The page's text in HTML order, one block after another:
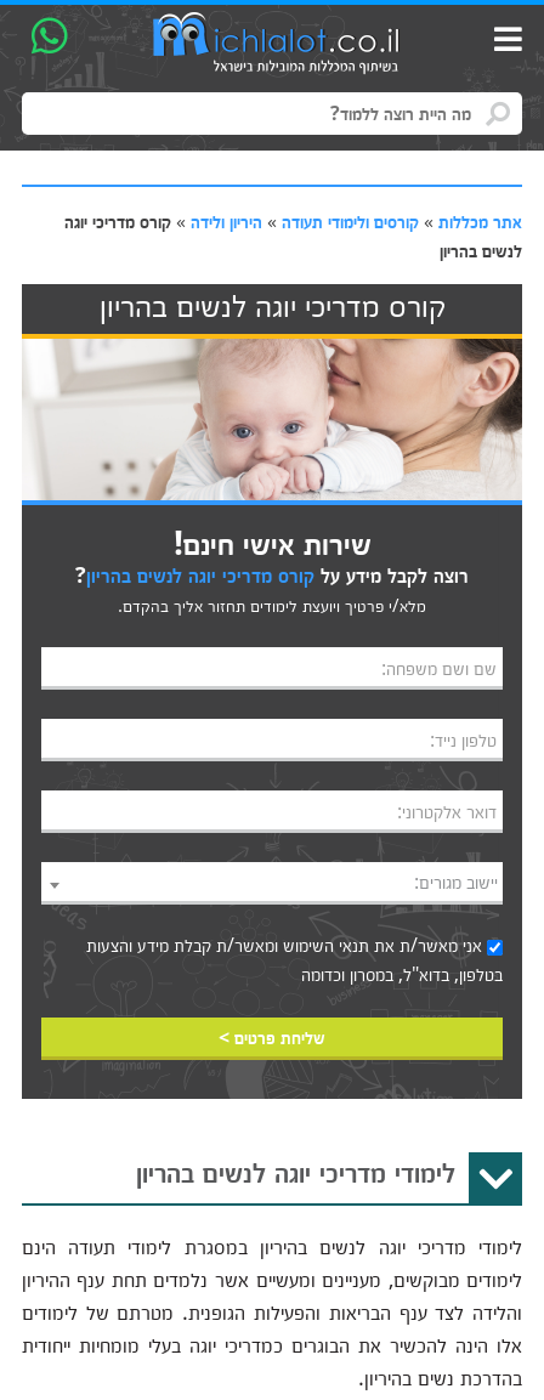
אתר מכללות» קורסים ולימודי תעודה» היריון ולידה» קורס מדריכי יוגה
לנשים בהריון
קורס מדריכי יוגה לנשים בהריון
שירות אישי חינם!
רוצה לקבל מידע על קורס מדריכי יוגה לנשים בהריון?
מלא/י פרטיך ויועצת לימודים תחזור אליך בהקדם.
שם ושם משפחה:
טלפון נייד:
דואר אלקטרוני:
יישוב מגורים:
אני מאשר/ת אתתנאי השימושומאשר/ת קבלת מידע והצעות
בטלפון, בדוא"ל, במסרון וכדומה‎‎
שליחת פרטים >
לימודי מדריכי יוגה לנשים בהריון
לימודי מדריכי יוגה לנשים בהיריון במסגרת לימודי תעודה הינם
לימודים מבוקשים, מעניינים ומעשיים אשר נלמדים תחת ענף ההיריון
והלידה לצד ענף הבריאות והפעילות הגופנית. מטרתם של לימודים
אלו הינה להכשיר את הבוגרים כמדריכי יוגה בעלי מומחיות ייחודית
בהדרכת נשים בהיריון.